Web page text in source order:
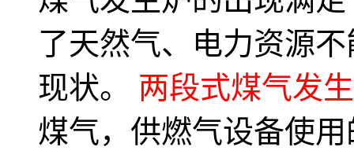
了天然气、电力资源
现状。 两段式煤气发
煤气，供燃气设备使